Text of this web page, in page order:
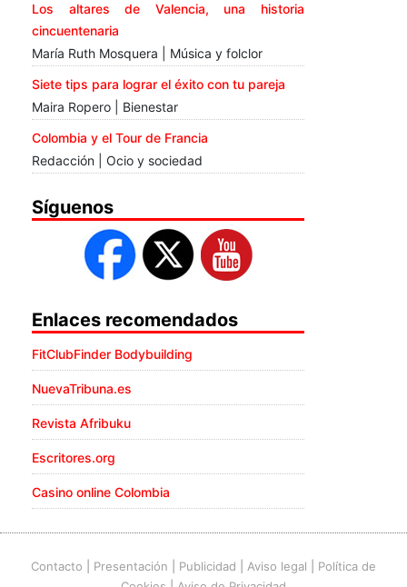
Los altares de Valencia, una historia
cincuentenaria
María Ruth Mosquera | Música y folclor
Siete tips para lograr el éxito con tu pareja
Maira Ropero | Bienestar
Colombia y el Tour de Francia
Redacción | Ocio y sociedad
Síguenos
Enlaces recomendados
FitClubFinder Bodybuilding
NuevaTribuna.es
Revista Afribuku
Escritores.org
Casino online Colombia
Contacto Presentación Publicidad Aviso legal
Política de